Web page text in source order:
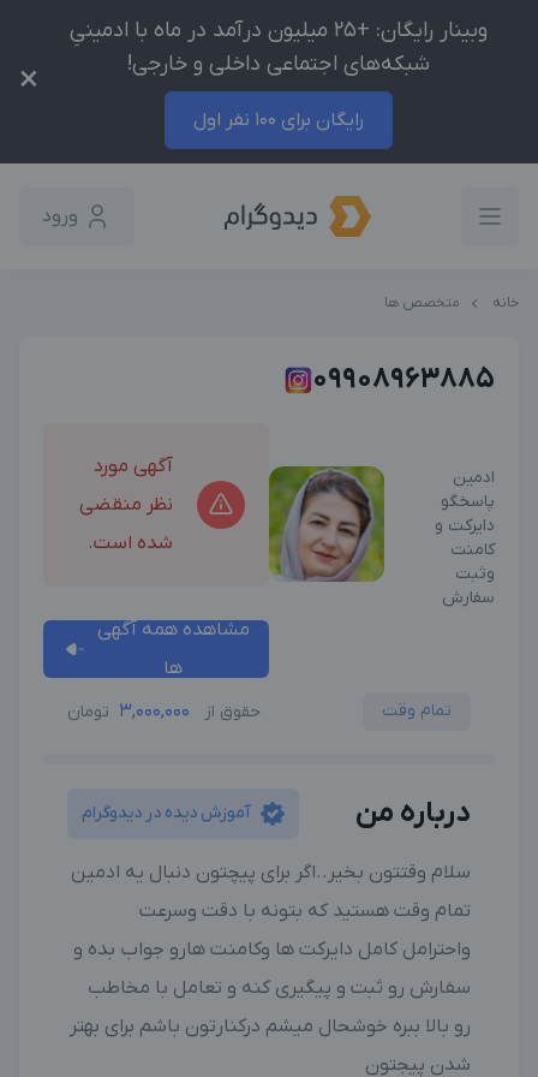
وبینار رایگان: +25 میلیون درآمد در ماه با ادمینیِ
شبکه‌های اجتماعی داخلی و خارجی!
رایگان برای 100 نفر اول
×
ورود
خانه متخصص ها
09908963885
ادمین
پاسخگو
دایرکت و
کامنت
وثبت
سفارش
آگهی مورد
نظر منقضی
شده است.
مشاهده همه آگهی
ها
تمام وقت حقوق از 3,000,000 تومان
درباره من آموزش دیده در دیدوگرام
سلام وقتتون بخیر..اگر برای پیچتون دنبال یه ادمین
تمام وقت هستید که بتونه با دقت وسرعت
واحترامل کامل دایرکت ها وکامنت هارو جواب بده و
سفارش رو ثبت و پیگیری کنه و تعامل با مخاطب
رو بالا ببره خوشحال میشم درکنارتون باشم برای بهتر
شدن پیجتون